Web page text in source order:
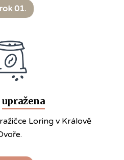
01.
upražena
Loring v Králově